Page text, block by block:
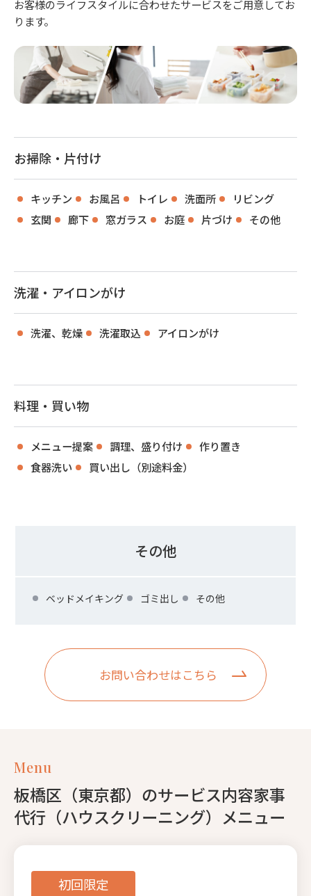
お客様のライフスタイルに合わせたサービスをご用意してお
ります。
お掃除・片付け
キッチン お風呂 トイレ 洗面所
リビング
玄関
廊下 窓ガラス お庭 片づけ その他
洗濯・アイロンがけ
洗濯、乾燥 洗濯取込 アイロンがけ
料理・買い物
メニュー提案 調理、盛り付け
作り置き
食器洗い
買い出し（別途料金）
その他
ベッドメイキング ゴミ出し その他
お問い合わせはこちら
Menu
板橋区（東京都）のサービス内容家事
代行（ハウスクリーニング）メニュー
初回限定